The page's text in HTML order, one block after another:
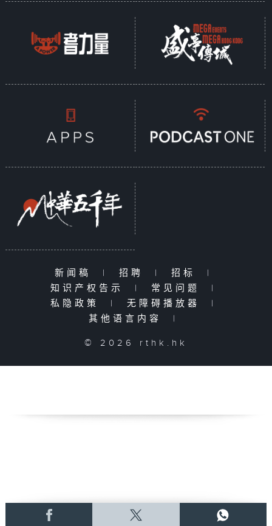
新闻稿 | 招聘 | 招标
|
知识产权告示
| 常见问题
|
私隐政策
| 无障碍播放器
|
其他语言内容
|
© 2026 rthk.hk